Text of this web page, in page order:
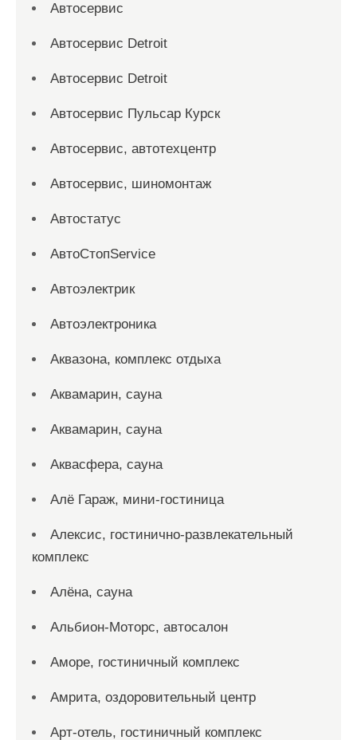
Автосервис
Автосервис Detroit
Автосервис Detroit
Автосервис Пульсар Курск
Автосервис, автотехцентр
Автосервис, шиномонтаж
Автостатус
АвтоСтопService
Автоэлектрик
Автоэлектроника
Аквазона, комплекс отдыха
Аквамарин, сауна
Аквамарин, сауна
Аквасфера, сауна
Алё Гараж, мини-гостиница
Алексис, гостинично-развлекательный
комплекс
Алёна, сауна
Альбион-Моторс, автосалон
Аморе, гостиничный комплекс
Амрита, оздоровительный центр
Арт-отель, гостиничный комплекс